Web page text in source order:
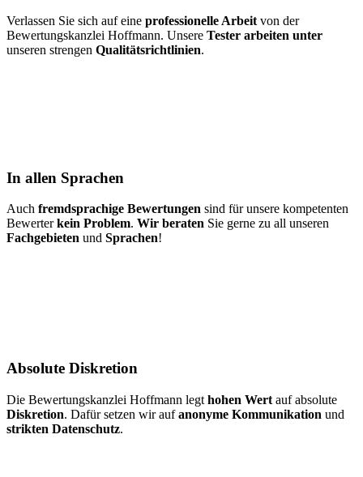
Verlassen Sie sich auf eine professionelle Arbeit von der
Bewertungskanzlei Hoffmann. Unsere Tester arbeiten unter
unseren strengen Qualitätsrichtlinien.
In allen Sprachen
Auch fremdsprachige Bewertungen sind für unsere kompetenten
Bewerterkein Problem. Wir beraten Sie gerne zu all unseren
Fachgebieten und Sprachen!
Absolute Diskretion
Die Bewertungskanzlei Hoffmann legt hohen Wert auf absolute
Diskretion. Dafür setzen wir aufanonyme Kommunikation und
strikten Datenschutz.